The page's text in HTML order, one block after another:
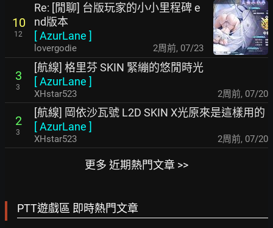
10
12
Re: [閒聊] 台版玩家的小小里程碑 e
nd版本
[AzurLane ]
lovergodie 2周前, 07/23
3
3
[航線] 格里芬 SKIN 緊繃的悠閒時光
[AzurLane ]
XHstar523 2周前, 07/20
2
3
[航線] 岡依沙瓦號 L2D SKIN X光原來是這樣用的
[AzurLane ]
XHstar523 2周前, 07/20
更多 近期熱門文章 >>
PTT遊戲區 即時熱門文章